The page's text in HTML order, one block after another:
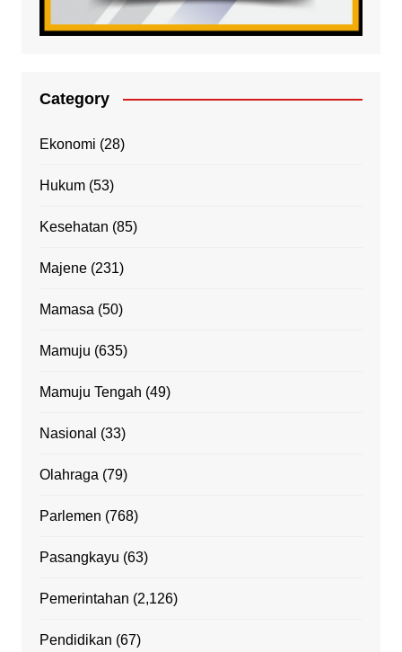
Category
Ekonomi (28)
Hukum(53)
Kesehatan (85)
Majene(231)
Mamasa (50)
Mamuju (635)
Mamuju Tengah (49)
Nasional (33)
Olahraga (79)
Parlemen (768)
Pasangkayu (63)
Pemerintahan (2,126)
Pendidikan (67)